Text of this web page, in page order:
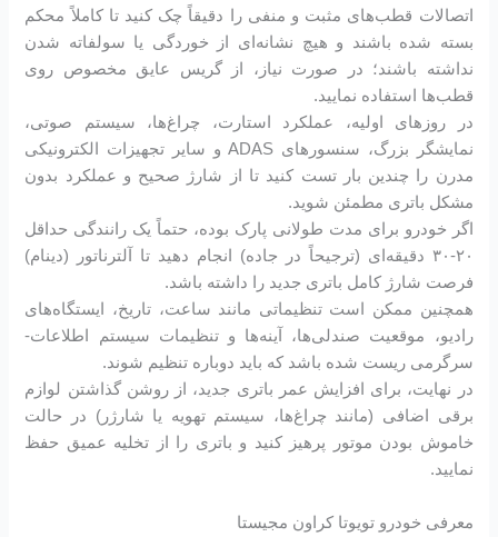
اتصالات قطب‌های مثبت و منفی را دقیقاً چک کنید تا کاملاً محکم
بسته شده باشند و هیچ نشانه‌ای از خوردگی یا سولفاته شدن
نداشته باشند؛ در صورت نیاز، از گریس عایق مخصوص روی
قطب‌ها استفاده نمایید.
در روزهای اولیه، عملکرد استارت، چراغ‌ها، سیستم صوتی،
نمایشگر بزرگ، سنسورهای ADAS و سایر تجهیزات الکترونیکی
مدرن را چندین بار تست کنید تا از شارژ صحیح و عملکرد بدون
مشکل باتری مطمئن شوید.
اگر خودرو برای مدت طولانی پارک بوده، حتماً یک رانندگی حداقل
۲۰-۳۰ دقیقه‌ای (ترجیحاً در جاده) انجام دهید تا آلترناتور (دینام)
فرصت شارژ کامل باتری جدید را داشته باشد.
همچنین ممکن است تنظیماتی مانند ساعت، تاریخ، ایستگاه‌های
رادیو، موقعیت صندلی‌ها، آینه‌ها و تنظیمات سیستم اطلاعات-
سرگرمی ریست شده باشد که باید دوباره تنظیم شوند.
در نهایت، برای افزایش عمر باتری جدید، از روشن گذاشتن لوازم
برقی اضافی (مانند چراغ‌ها، سیستم تهویه یا شارژر) در حالت
خاموش بودن موتور پرهیز کنید و باتری را از تخلیه عمیق حفظ
نمایید.
معرفی خودرو تویوتا کراون مجیستا